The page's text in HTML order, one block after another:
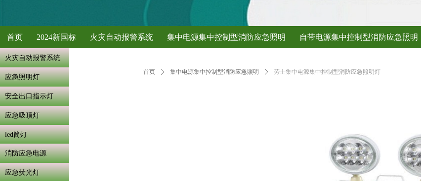
首页 2024新国标 火灾自动报警系统 集中电源集中控制型消防应急照明 自带电源集中控制型消防应急照明
首页 ꄲ 集中电源集中控制型消防应急照明 ꄲ 劳士集中电源集中控制型消防应急照明灯
火灾自动报警系统
应急照明灯
安全出口指示灯
应急吸顶灯
led筒灯
消防应急电源
应急荧光灯